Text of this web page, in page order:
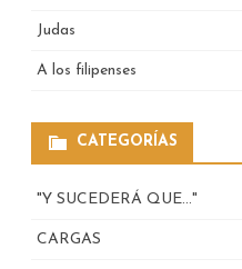
Judas
A los filipenses
CATEGORÍAS
"Y SUCEDERÁ QUE…"
CARGAS